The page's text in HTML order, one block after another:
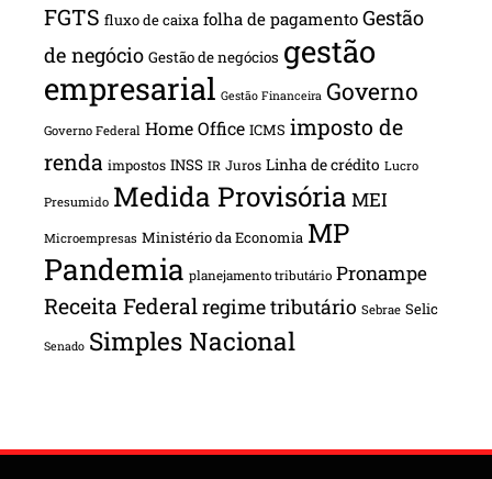
FGTS fluxo de caixa folha de pagamento Gestão
de negócio Gestão de negócios gestão
empresarial Gestão Financeira Governo
Governo Federal Home Office ICMS imposto de
renda impostos INSS IR Juros Linha de crédito Lucro
Presumido Medida Provisória MEI
Microempresas Ministério da Economia MP
Pandemia planejamento tributário Pronampe
Receita Federalregime tributário Sebrae Selic
Senado Simples Nacional